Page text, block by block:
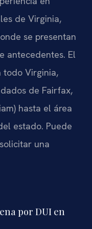
de Virginia,
se presentan
antecedentes. El
todo Virginia,
de Fairfax,
hasta el área
estado. Puede
una
por DUI en